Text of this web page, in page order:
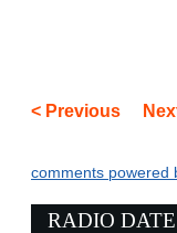
< Previous
comments powered
RADIO